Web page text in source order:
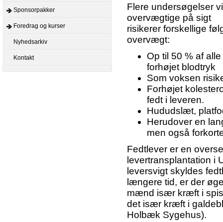
Sponsorpakker
Foredrag og kurser
Nyhedsarkiv
Kontakt
Flere undersøgelser
overvægtige på sigt
risikerer forskellige
overvægt:
Op til 50 % af
forhøjet blodtryk
Som voksen
Forhøjet
fedt i leveren.
Hududslæt,
Herudover en
men også
Fedtlever er en
levertransplantation i
leversvigt skyldes
længere tid, er der
mænd især kræft i
det især kræft i
Holbæk Sygehus).